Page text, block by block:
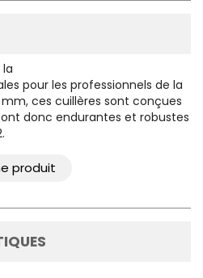
pour les professionnels de la
mm, ces cuillères sont conçues
donc endurantes et robustes
produit